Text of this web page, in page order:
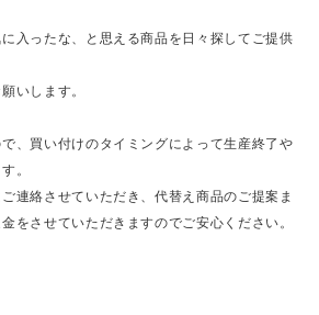
入ったな、と思える商品を日々探してご提供
いします。
、買い付けのタイミングによって生産終了や
。
連絡させていただき、代替え商品のご提案ま
をさせていただきますのでご安心ください。